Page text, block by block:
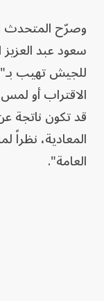
وصرّح المتحدث
سعود عبد العزيز
للجيش تهيب
الاقتراب أو
قد تكون ناتجة
المعادية،
العامة".